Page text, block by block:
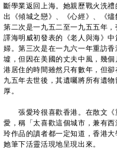
斷學業返回上海。她親歷戰火洗
出《傾城之戀》、《心經》、《
第二次是一九五二至一九五五年
譯海明威初發表的《老人與海》
婦。第三次是在一九六一年重訪
墟，但因在美國的丈夫中風，幾
港居住的時間雖然只有數年，但
九五年去世後，其遺囑將所有遺
厚。
張愛玲很喜歡香港。在散文《
愛，稱「太喜歡這個城市，兼有
玲作品的讀者都一定知道，香港
她筆下活靈活現地呈現出來。